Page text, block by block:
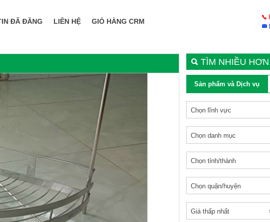
ĐÃ ĐĂNG LIÊN HỆ GIỎ HÀNG CRM
TÌM NHIỀU HƠN
Sản phẩm và Dịch vụ